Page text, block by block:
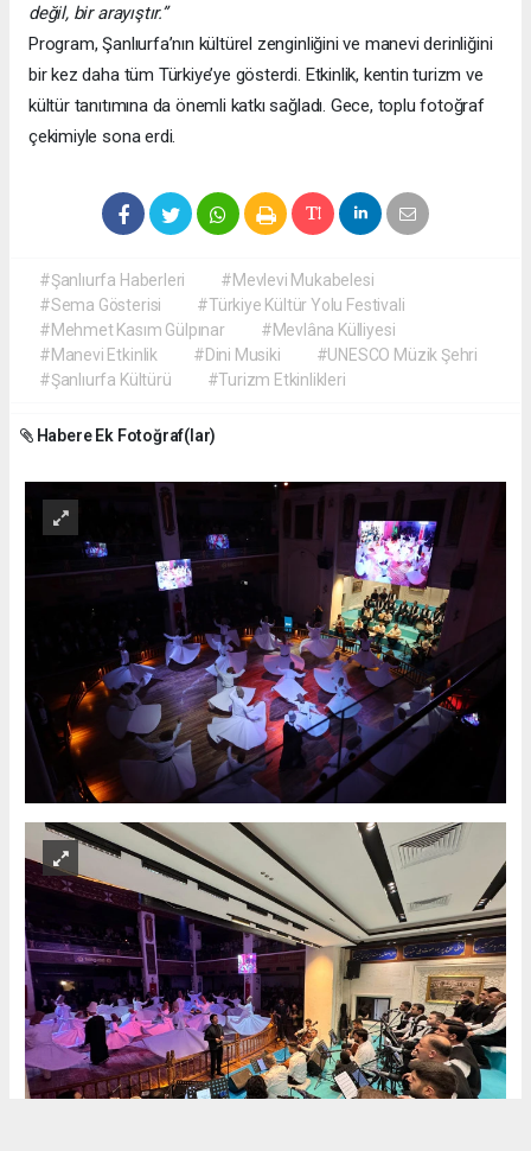
değil, bir arayıştır.”
Program, Şanlıurfa’nın kültürel zenginliğini ve manevi derinliğini
bir kez daha tüm Türkiye’ye gösterdi. Etkinlik, kentin turizm ve
kültür tanıtımına da önemli katkı sağladı. Gece, toplu fotoğraf
çekimiyle sona erdi.
#Şanlıurfa Haberleri
#Mevlevi Mukabelesi
#Sema Gösterisi
#Türkiye Kültür Yolu Festivali
#Mehmet Kasım Gülpınar
#Mevlâna Külliyesi
#Manevi Etkinlik
#Dini Musiki
#UNESCO Müzik Şehri
#Şanlıurfa Kültürü
#Turizm Etkinlikleri
Habere Ek Fotoğraf(lar)